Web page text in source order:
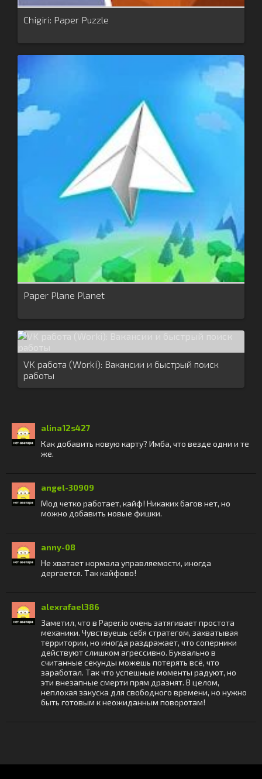
Chigiri: Paper Puzzle
Paper Plane Planet
VK работа (Worki): Вакансии и быстрый поиск
работы
alina12s427
Как добавить новую карту? Имба, что везде одни и те
же.
angel-30909
Мод четко работает, кайф! Никаких багов нет, но
можно добавить новые фишки.
anny-08
Не хватает нормала управляемости, иногда
дергается. Так кайфово!
alexrafael386
Заметил, что в Paper.io очень затягивает простота
механики. Чувствуешь себя стратегом, захватывая
территории, но иногда раздражает, что соперники
действуют слишком агрессивно. Буквально в
считанные секунды можешь потерять всё, что
заработал. Так что успешные моменты радуют, но
эти внезапные смерти прям дразнят. В целом,
неплохая закуска для свободного времени, но нужно
быть готовым к неожиданным поворотам!